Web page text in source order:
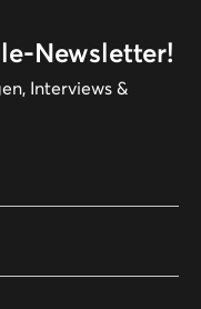
Newsletter!
Interviews &